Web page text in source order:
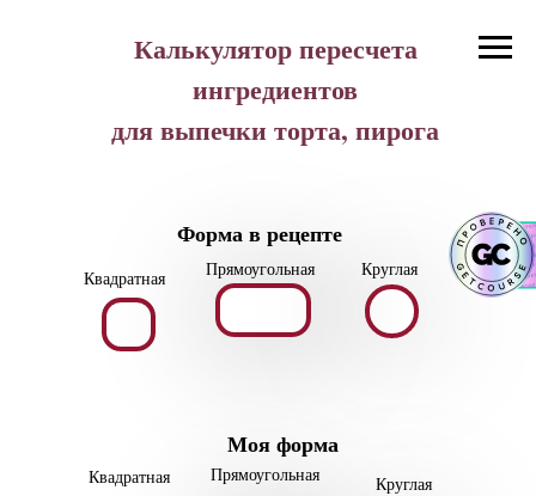
Моя форма
Квадратная
Квадратная
Прямоугольная Круглая
Прямоугольная
Калькулятор пересчета
ингредиентов
для выпечки торта, пирога
Круглая
Форма в рецепте